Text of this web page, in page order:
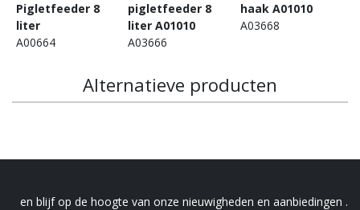
Pigletfeeder 8
liter
A00664
pigletfeeder 8
liter A01010
A03666
haak A01010
A03668
Alternatieve producten
en blijf op de hoogte van onze nieuwigheden en aanbiedingen .